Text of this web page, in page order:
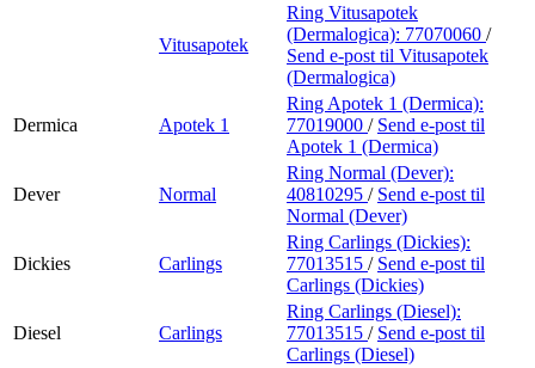
Vitusapotek
Ring Vitusapotek
(Dermalogica): 77070060 /
Send e-post til Vitusapotek
(Dermalogica)
Dermica Apotek 1
Ring Apotek 1 (Dermica):
77019000 / Send e-post til
Apotek 1 (Dermica)
Dever Normal
Ring Normal (Dever):
40810295 / Send e-post til
Normal (Dever)
Dickies Carlings
Ring Carlings (Dickies):
77013515 / Send e-post til
Carlings (Dickies)
Diesel Carlings
Ring Carlings (Diesel):
77013515 / Send e-post til
Carlings (Diesel)